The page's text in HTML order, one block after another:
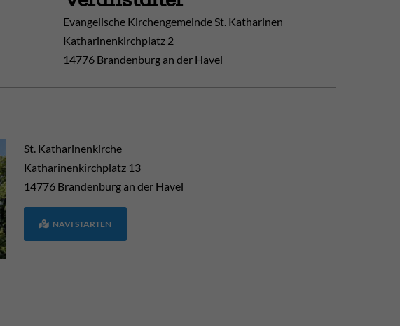
Evangelische Kirchengemeinde St. Katharinen
Katharinenkirchplatz 2
14776 Brandenburg an der Havel
St. Katharinenkirche
Katharinenkirchplatz 13
14776 Brandenburg an der Havel
NAVI STARTEN